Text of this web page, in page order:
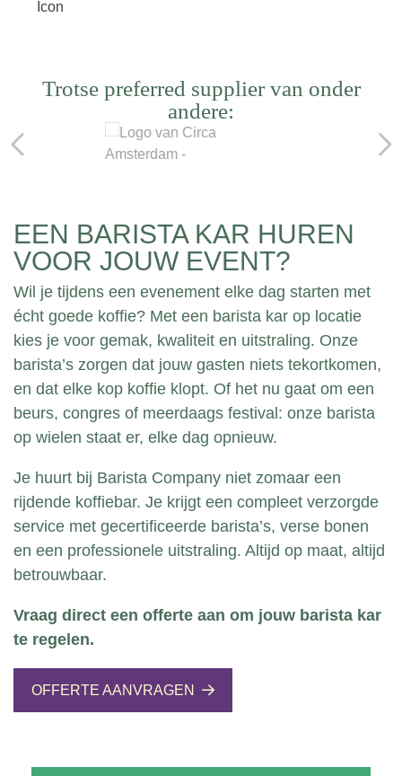
Trotse preferred supplier van onder
andere:
EEN BARISTA KAR HUREN
VOOR JOUW EVENT?
Wil je tijdens een evenement elke dag starten met
écht goede koffie? Met een barista kar op locatie
kies je voor gemak, kwaliteit en uitstraling. Onze
barista’s zorgen dat jouw gasten niets tekortkomen,
en dat elke kop koffie klopt. Of het nu gaat om een
beurs, congres of meerdaags festival: onze barista
op wielen staat er, elke dag opnieuw.
Je huurt bij Barista Company niet zomaar een
rijdende koffiebar. Je krijgt een compleet verzorgde
service met gecertificeerde barista’s, verse bonen
en een professionele uitstraling. Altijd op maat, altijd
betrouwbaar.
Vraag direct een offerte aan om jouw barista kar
te regelen.
OFFERTE AANVRAGEN